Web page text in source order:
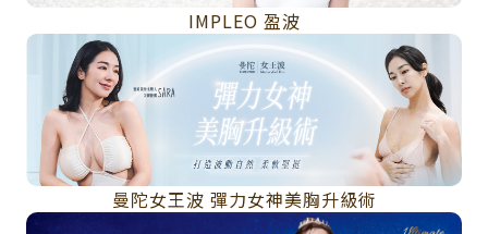
IMPLEO 盈波
曼陀女王波 彈力女神美胸升級術